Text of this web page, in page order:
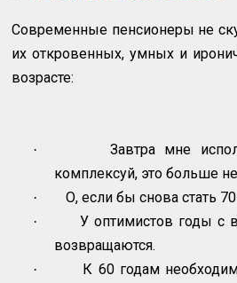
Современные пенсионеры не
их откровенных, умных и
возрасте:
·
Завтра мне
комплексуй, это больше
· О, если бы снова стать
·
У оптимистов годы с
возвращаются.
·
К 60 годам